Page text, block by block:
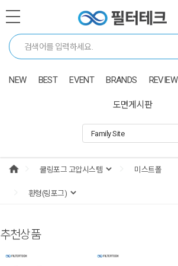
NEW BEST EVENT BRANDS REVIEW
도면게시판
추천상품